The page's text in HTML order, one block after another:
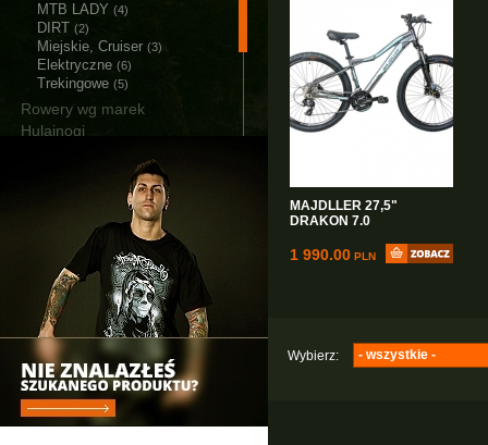
MTB LADY (4)
DIRT (2)
Miejskie, Cruiser (3)
Elektryczne (6)
Trekingowe (5)
Rowery wg marek
Hulajnogi
Narzędzia i smary
Łańcuchy śniegowe
Bagażniki i Boxy
MAJDLLER 27,5"
DRAKON 7.0
1 990.00 PLN
Wybierz: - wszystkie -